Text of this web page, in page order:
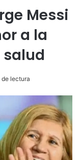
Messi
a la
salud
de lectura